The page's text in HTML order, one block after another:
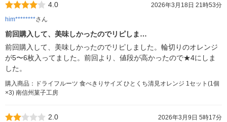
4.0
2026年3月18日 21時53分
him********さん
前回購入して、美味しかったのでリピしま…
前回購入して、美味しかったのでリピしました。輪切りのオレンジ
が5〜6枚入ってました。前回より、値段が高かったので★4にしま
した。
購入商品：ドライフルーツ 食べきりサイズ ひとくち清見オレンジ 1セット(1個
×3) 南信州菓子工房
2.0
2026年3月9日 5時17分